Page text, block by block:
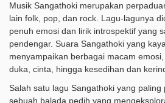
Musik Sangathoki merupakan
lain folk, pop, dan rock. Lagu-lagunya
penuh emosi dan lirik introspektif yang
pendengar. Suara Sangathoki yang
menyampaikan berbagai macam
duka, cinta, hingga kesedihan dan
Salah satu lagu Sangathoki yang paling
sebuah balada pedih yang